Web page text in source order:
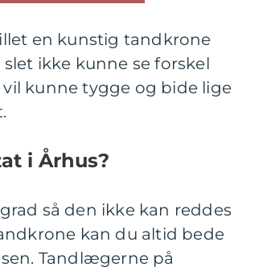
en kunstig tandkrone
ikke kunne se forskel
kunne tygge og bide lige
i Århus?
så den ikke kan reddes
kan du altid bede
Tandlægerne på